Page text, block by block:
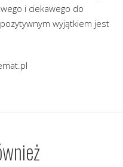
i ciekawego do
wyjątkiem jest